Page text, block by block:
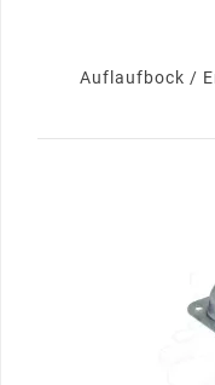
Auflaufbock /